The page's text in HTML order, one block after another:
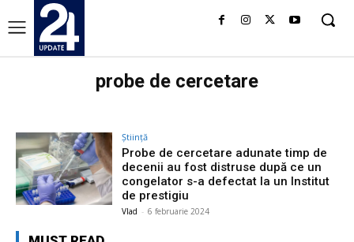
probe de cercetare
Știință
Probe de cercetare adunate timp de
decenii au fost distruse după ce un
congelator s-a defectat la un Institut
de prestigiu
Vlad - 6 februarie 2024